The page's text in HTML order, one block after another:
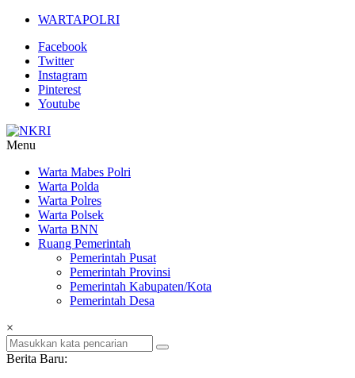
Lompat
konten
WARTAPOLRI
Facebook
Twitter
Instagram
Pinterest
Youtube
Jurnalisme
Positif
Menu
Warta Mabes Polri
Warta Polda
Warta Polres
Warta Polsek
Warta BNN
Ruang Pemerintah
Pemerintah Pusat
Pemerintah Provinsi
Pemerintah Kabupaten/Kota
Pemerintah Desa
×
Berita Baru: